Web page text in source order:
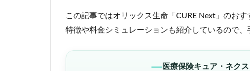
この記事ではオリックス生命「CURE Next」のお
特徴や料金シミュレーションも紹介しているので、
医療保険キュア・ネク